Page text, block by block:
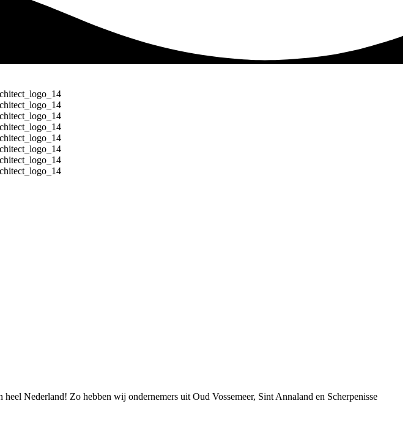
Nederland! Zo hebben wij ondernemers uit Oud Vossemeer, Sint Annaland en Scherpenisse